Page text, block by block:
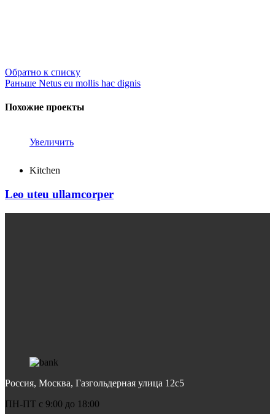
Обратно к списку
Раньше Netus eu mollis hac dignis
Похожие проекты
Увеличить
Kitchen
Leo uteu ullamcorper
Россия, Москва, Газгольдерная улица 12с5
ПН-ПТ c 9:00 до 18:00